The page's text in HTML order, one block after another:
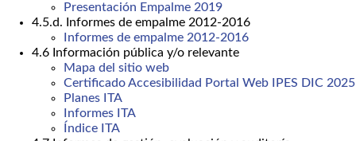
Presentación Empalme 2019
4.5.d. Informes de empalme 2012-2016
Informes de empalme 2012-2016
4.6 Información pública y/o relevante
Mapa del sitio web
Certificado Accesibilidad Portal Web IPES DIC 2025
Planes ITA
Informes ITA
Índice ITA